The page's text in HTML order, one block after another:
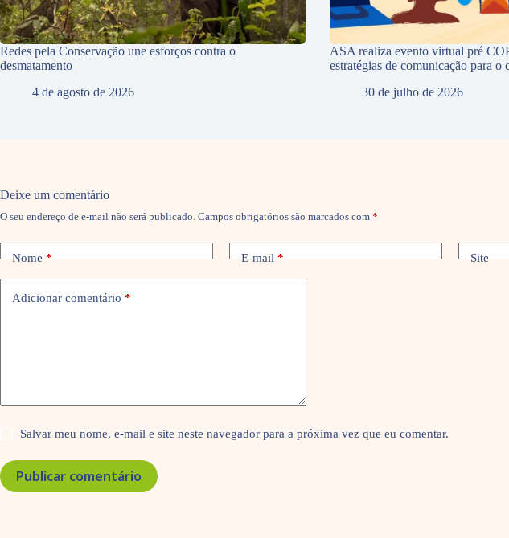
Redes pela Conservação une esforços contra o
desmatamento
4 de agosto de 2026
ASA realiza evento virtual pré
estratégias de comunicação para o
30 de julho de 2026
Deixe um comentário
O seu endereço de e-mail não será publicado. Campos obrigatórios são marcados com *
Nome* E-mail* Site
Adicionar comentário *
Salvar meu nome, e-mail e site neste navegador para a próxima vez que eu comentar.
Publicar comentário